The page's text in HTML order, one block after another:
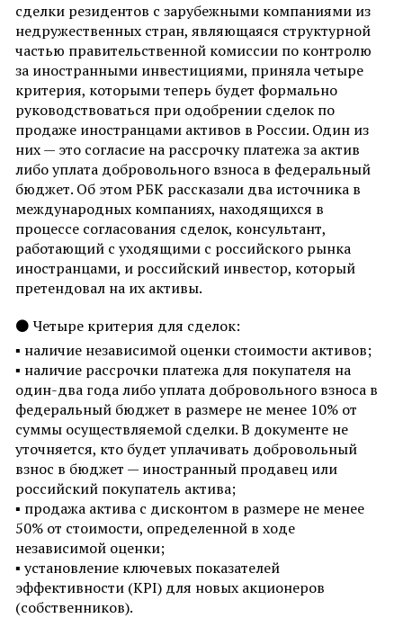
сделки резидентов с зарубежными компаниями из
недружественных стран, являющаяся структурной
частью правительственной комиссии по контролю
за иностранными инвестициями, приняла четыре
критерия, которыми теперь будет формально
руководствоваться при одобрении сделок по
продаже иностранцами активов в России. Один из
них — это согласие на рассрочку платежа за актив
либо уплата добровольного взноса в федеральный
бюджет. Об этом РБК рассказали два источника в
международных компаниях, находящихся в
процессе согласования сделок, консультант,
работающий с уходящими с российского рынка
иностранцами, и российский инвестор, который
претендовал на их активы.
⚫ Четыре критерия для сделок:
▪ наличие независимой оценки стоимости активов;
▪ наличие рассрочки платежа для покупателя на
один-два года либо уплата добровольного взноса в
федеральный бюджет в размере не менее 10% от
суммы осуществляемой сделки. В документе не
уточняется, кто будет уплачивать добровольный
взнос в бюджет — иностранный продавец или
российский покупатель актива;
▪ продажа актива с дисконтом в размере не менее
50% от стоимости, определенной в ходе
независимой оценки;
▪ установление ключевых показателей
эффективности (KPI) для новых акционеров
(собственников).